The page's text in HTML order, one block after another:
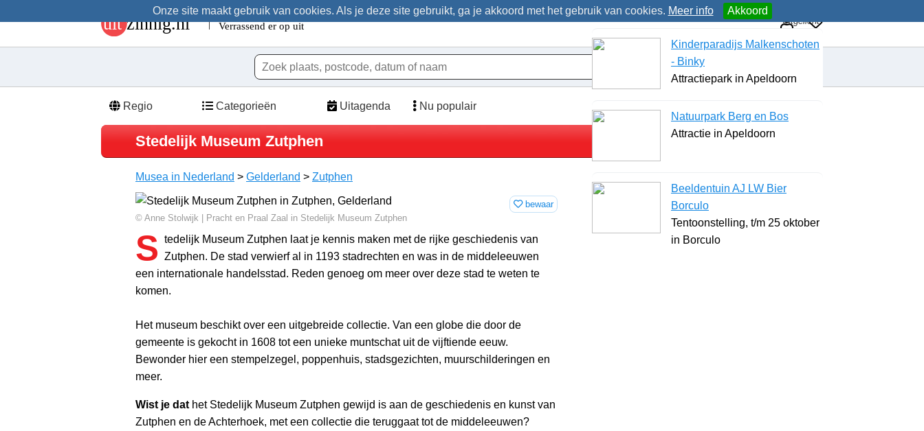
Onze site maakt gebruik van cookies. Als je deze site gebruikt, ga je akkoord met het gebruik van cookies. Meer info Akkoord
Regio Categorieën Uitagenda Nu populair
Stedelijk Museum Zutphen
Musea in Nederland > Gelderland > Zutphen
bewaar
© Anne Stolwijk | Pracht en Praal Zaal in Stedelijk Museum Zutphen
S tedelijk Museum Zutphen laat je kennis maken met de rijke geschiedenis van
Zutphen. De stad verwierf al in 1193 stadrechten en was in de middeleeuwen
een internationale handelsstad. Reden genoeg om meer over deze stad te weten te
komen.
Het museum beschikt over een uitgebreide collectie. Van een globe die door de
gemeente is gekocht in 1608 tot een unieke muntschat uit de vijftiende eeuw.
Bewonder hier een stempelzegel, poppenhuis, stadsgezichten, muurschilderingen en
meer.
Wist je dat het Stedelijk Museum Zutphen gewijd is aan de geschiedenis en kunst van
Zutphen en de Achterhoek, met een collectie die teruggaat tot de middeleeuwen?
Uitgelicht
Kinderparadijs Malkenschoten
- Binky
Attractiepark in Apeldoorn
Natuurpark Berg en Bos
Attractie in Apeldoorn
Beeldentuin AJ LW Bier
Borculo
Tentoonstelling, t/m 25 oktober
in Borculo